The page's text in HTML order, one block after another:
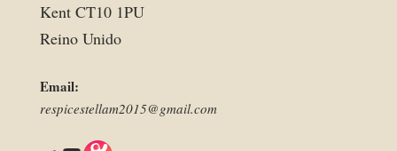
Kent CT10 1PU
Reino Unido
Email:
respicestellam2015@gmail.com